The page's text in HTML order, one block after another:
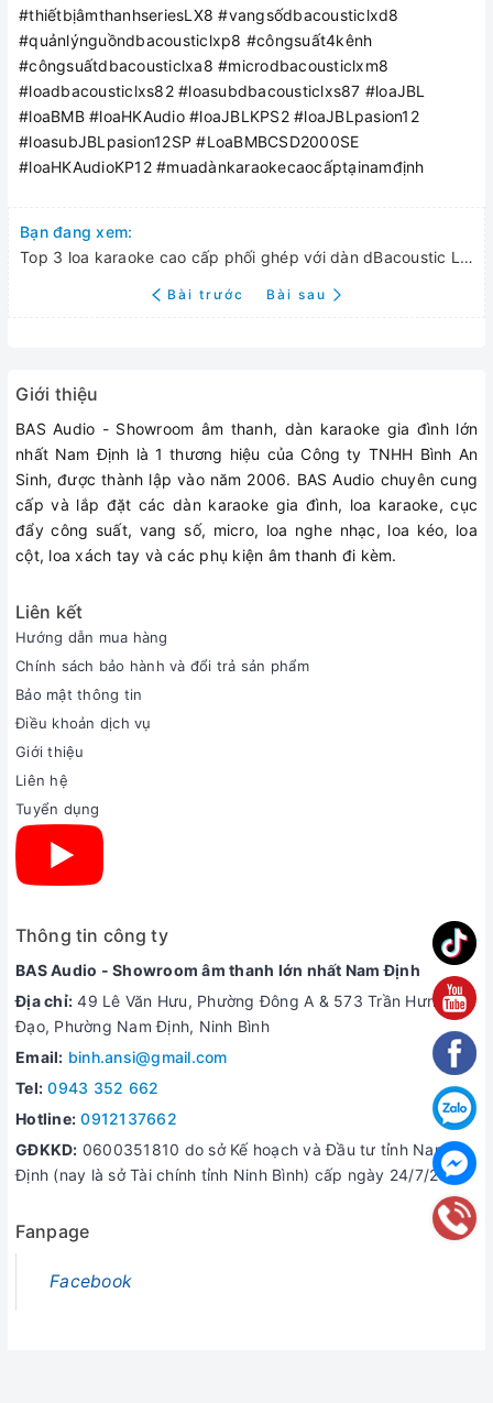
#thiếtbịâmthanhseriesLX8 #vangsốdbacousticlxd8
#quảnlýnguồndbacousticlxp8 #côngsuất4kênh
#côngsuấtdbacousticlxa8 #microdbacousticlxm8
#loadbacousticlxs82 #loasubdbacousticlxs87 #loaJBL
#loaBMB #loaHKAudio #loaJBLKPS2 #loaJBLpasion12
#loasubJBLpasion12SP #LoaBMBCSD2000SE
#loaHKAudioKP12 #muadànkaraokecaocấptạinamđịnh
Bạn đang xem:
Top 3 loa karaoke cao cấp phối ghép với dàn dBacoustic LX8
Bài trước Bài sau
Giới thiệu
BAS Audio - Showroom âm thanh, dàn karaoke gia đình lớn
nhất Nam Định là 1 thương hiệu của Công ty TNHH Bình An
Sinh, được thành lập vào năm 2006. BAS Audio chuyên cung
cấp và lắp đặt các dàn karaoke gia đình, loa karaoke, cục
đẩy công suất, vang số, micro, loa nghe nhạc, loa kéo, loa
cột, loa xách tay và các phụ kiện âm thanh đi kèm.
Liên kết
Hướng dẫn mua hàng
Chính sách bảo hành và đổi trả sản phẩm
Bảo mật thông tin
Điều khoản dịch vụ
Giới thiệu
Liên hệ
Tuyển dụng
Thông tin công ty
BAS Audio - Showroom âm thanh lớn nhất Nam Định
Địa chỉ: 49 Lê Văn Hưu, Phường Đông A & 573 Trần Hưng
Đạo, Phường Nam Định, Ninh Bình
Email: binh.ansi@gmail.com
Tel: 0943 352 662
Hotline: 0912137662
GĐKKD: 0600351810 do sở Kế hoạch và Đầu tư tỉnh Nam
Định (nay là sở Tài chính tỉnh Ninh Bình) cấp ngày 24/7/2006
Fanpage
Facebook